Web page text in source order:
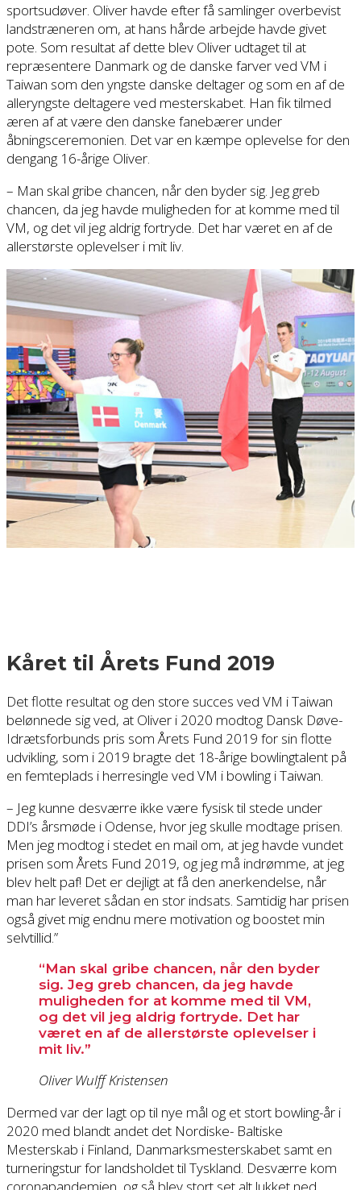
sportsudøver. Oliver havde efter få samlinger overbevist
landstræneren om, at hans hårde arbejde havde givet
pote. Som resultat af dette blev Oliver udtaget til at
repræsentere Danmark og de danske farver ved VM i
Taiwan som den yngste danske deltager og som en af de
alleryngste deltagere ved mesterskabet. Han fik tilmed
æren af at være den danske fanebærer under
åbningsceremonien. Det var en kæmpe oplevelse for den
dengang 16-årige Oliver.
– Man skal gribe chancen, når den byder sig. Jeg greb
chancen, da jeg havde muligheden for at komme med til
VM, og det vil jeg aldrig fortryde. Det har været en af de
allerstørste oplevelser i mit liv.
Kåret til Årets Fund 2019
Det flotte resultat og den store succes ved VM i Taiwan
belønnede sig ved, at Oliver i 2020 modtog Dansk Døve-
Idrætsforbunds pris som Årets Fund 2019 for sin flotte
udvikling, som i 2019 bragte det 18-årige bowlingtalent på
en femteplads i herresingle ved VM i bowling i Taiwan.
– Jeg kunne desværre ikke være fysisk til stede under
DDI’s årsmøde i Odense, hvor jeg skulle modtage prisen.
Men jeg modtog i stedet en mail om, at jeg havde vundet
prisen som Årets Fund 2019, og jeg må indrømme, at jeg
blev helt paf! Det er dejligt at få den anerkendelse, når
man har leveret sådan en stor indsats. Samtidig har prisen
også givet mig endnu mere motivation og boostet min
selvtillid.”
“Man skal gribe chancen, når den byder
sig. Jeg greb chancen, da jeg havde
muligheden for at komme med til VM,
og det vil jeg aldrig fortryde. Det har
været en af de allerstørste oplevelser i
mit liv.”
Oliver Wulff Kristensen
Dermed var der lagt op til nye mål og et stort bowling-år i
2020 med blandt andet det Nordiske- Baltiske
Mesterskab i Finland, Danmarksmesterskabet samt en
turneringstur for landsholdet til Tyskland. Desværre kom